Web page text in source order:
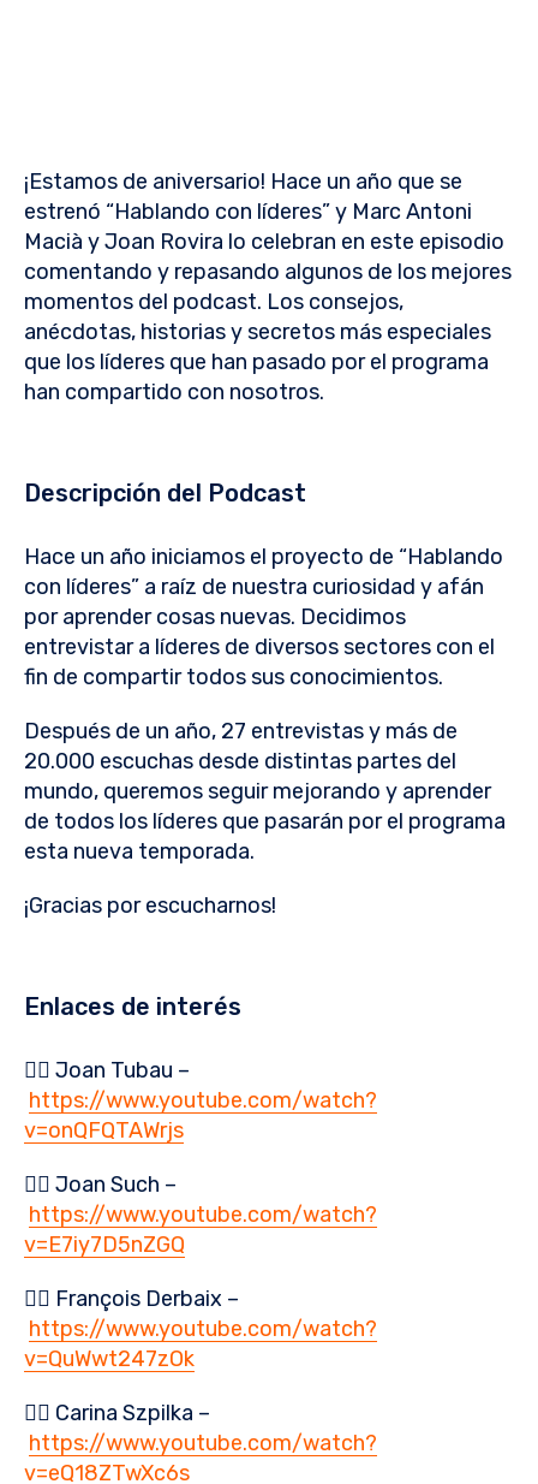
¡Estamos de aniversario! Hace un año que se
estrenó “Hablando con líderes” y Marc Antoni
Macià y Joan Rovira lo celebran en este episodio
comentando y repasando algunos de los mejores
momentos del podcast. Los consejos,
anécdotas, historias y secretos más especiales
que los líderes que han pasado por el programa
han compartido con nosotros.
Descripción del Podcast
Hace un año iniciamos el proyecto de “Hablando
con líderes” a raíz de nuestra curiosidad y afán
por aprender cosas nuevas. Decidimos
entrevistar a líderes de diversos sectores con el
fin de compartir todos sus conocimientos.
Después de un año, 27 entrevistas y más de
20.000 escuchas desde distintas partes del
mundo, queremos seguir mejorando y aprender
de todos los líderes que pasarán por el programa
esta nueva temporada.
¡Gracias por escucharnos!
Enlaces de interés
👉🏻 Joan Tubau –
https://www.youtube.com/watch?
v=onQFQTAWrjs
👉🏻 Joan Such –
https://www.youtube.com/watch?
v=E7iy7D5nZGQ
👉🏻 François Derbaix –
https://www.youtube.com/watch?
v=QuWwt247zOk
👉🏻 Carina Szpilka –
https://www.youtube.com/watch?
v=eQ18ZTwXc6s